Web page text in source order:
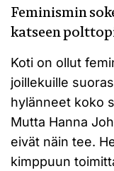
Feminismin
katseen
Koti on ollut
joillekuille
hylänneet koko
Mutta Hanna
eivät näin tee.
kimppuun